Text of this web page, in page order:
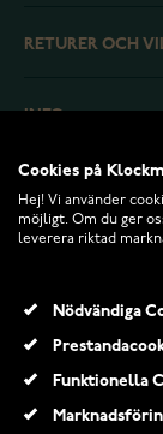
RETURER OCH
INFO
Cookies på
Hej! Vi använder
möjligt. Om du ger
leverera riktad
Nödvändiga
Funktionella